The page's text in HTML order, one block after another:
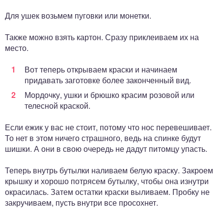
Для ушек возьмем пуговки или монетки.
Также можно взять картон. Сразу приклеиваем их на
место.
Вот теперь открываем краски и начинаем
придавать заготовке более законченный вид.
Мордочку, ушки и брюшко красим розовой или
телесной краской.
Если ежик у вас не стоит, потому что нос перевешивает.
То нет в этом ничего страшного, ведь на спинке будут
шишки. А они в свою очередь не дадут питомцу упасть.
Теперь внутрь бутылки наливаем белую краску. Закроем
крышку и хорошо потрясем бутылку, чтобы она изнутри
окрасилась. Затем остатки краски выливаем. Пробку не
закручиваем, пусть внутри все просохнет.